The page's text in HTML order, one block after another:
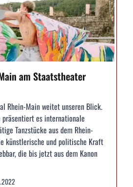
am Staatstheater
Rhein-Main weitet unseren Blick.
es internationale
Tanzstücke aus dem Rhein-
künstlerische und politische Kraft
die bis jetzt aus dem Kanon